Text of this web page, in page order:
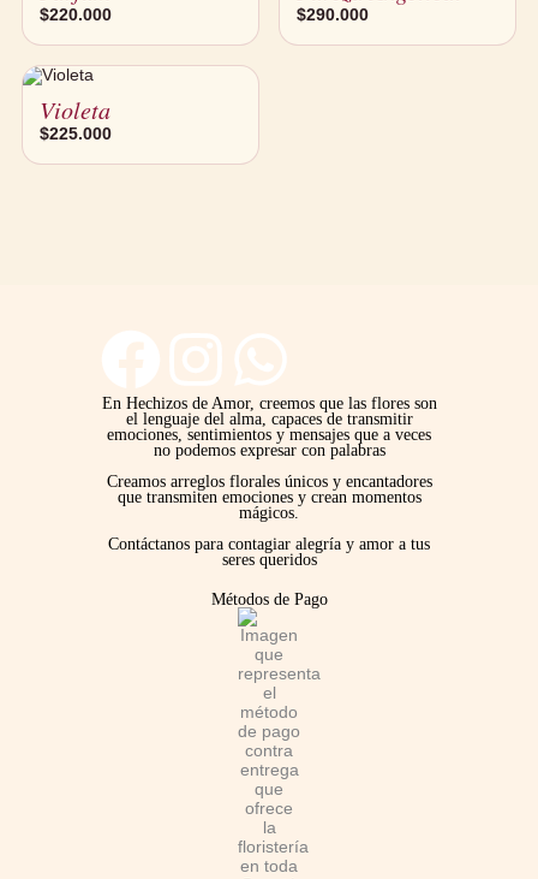
$220.000 $290.000
Violeta
$225.000
F
a
c
e
I
n
s
t
a
m
W
h
a
t
s
a
p
p
En Hechizos de Amor, creemos que las flores son
el lenguaje del alma, capaces de transmitir
emociones, sentimientos y mensajes que a veces
no podemos expresar con palabras
Creamos arreglos florales únicos y encantadores
que transmiten emociones y crean momentos
mágicos.
Contáctanos para contagiar alegría y amor a tus
seres queridos
Métodos de Pago